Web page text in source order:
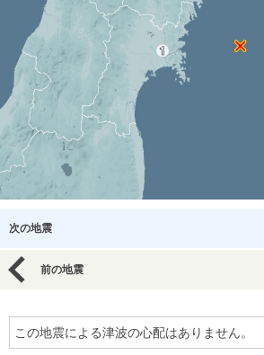
次の地震
前の地震
この地震による津波の心配はありません。